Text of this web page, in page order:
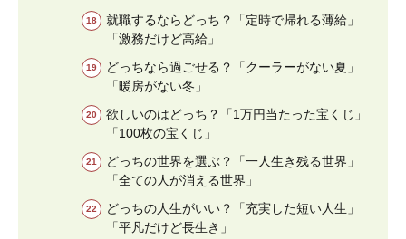
就職するならどっち？「定時で帰れる薄給」
「激務だけど高給」
どっちなら過ごせる？「クーラーがない夏」
「暖房がない冬」
欲しいのはどっち？「1万円当たった宝くじ」
「100枚の宝くじ」
どっちの世界を選ぶ？「一人生き残る世界」
「全ての人が消える世界」
どっちの人生がいい？「充実した短い人生」
「平凡だけど長生き」